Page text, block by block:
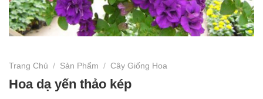
Trang Chủ / Sản Phẩm / Cây Giống Hoa
Hoa dạ yến thảo kép